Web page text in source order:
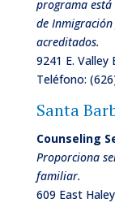
programa está
de
acreditados.
9241 E.
Teléfono:
Santa
Counseling
Proporciona
familiar.
609 East